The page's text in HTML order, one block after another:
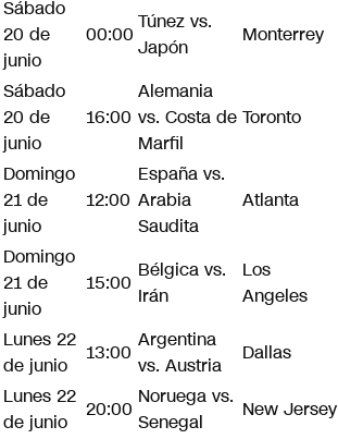
Sábado
20 de
junio
00:00
Túnez vs.
Japón
Monterrey
Sábado
20 de
junio
16:00
Alemania
vs. Costa de
Marfil
Toronto
Domingo
21 de
junio
12:00
España vs.
Arabia
Saudita
Atlanta
Domingo
21 de
junio
15:00
Bélgica vs.
Irán
Los
Angeles
Lunes 22
de junio
13:00
Argentina
vs. Austria
Dallas
Lunes 22
de junio
20:00
Noruega vs.
Senegal
New Jersey